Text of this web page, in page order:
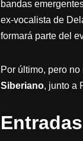
bandas
ex-vocalista de
formará parte del
Por último, pero
Siberiano, junto a